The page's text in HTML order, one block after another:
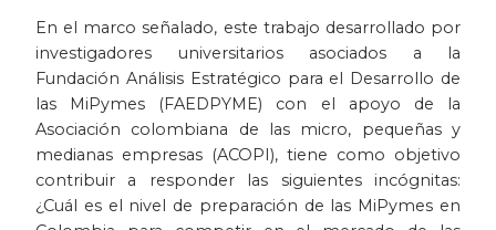
En el marco señalado, este trabajo desarrollado por
investigadores universitarios asociados a la
Fundación Análisis Estratégico para el Desarrollo de
las MiPymes (FAEDPYME) con el apoyo de la
Asociación colombiana de las micro, pequeñas y
medianas empresas (ACOPI), tiene como objetivo
contribuir a responder las siguientes incógnitas:
¿Cuál es el nivel de preparación de las MiPymes en